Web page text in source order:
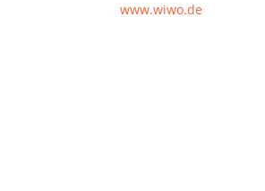
www.wiwo.de